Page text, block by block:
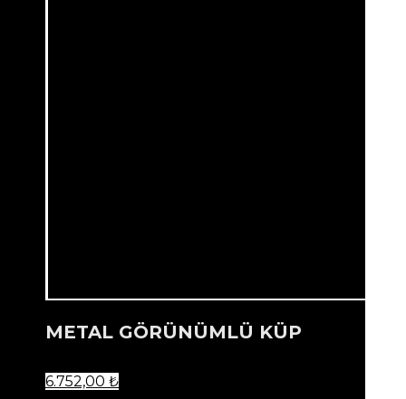
METAL GÖRÜNÜMLÜ KÜP
6.752,00 ₺